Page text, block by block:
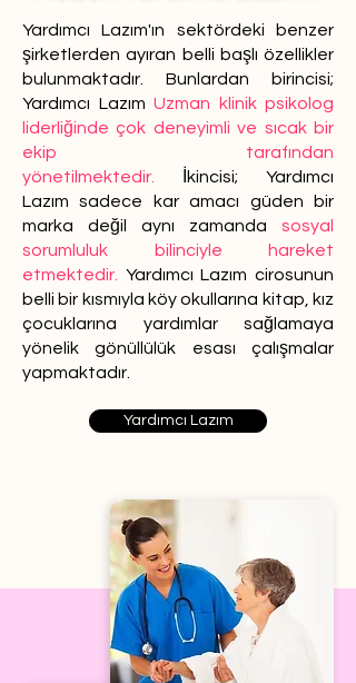
Yardımcı Lazım'ın sektördeki benzer
şirketlerden ayıran belli başlı özellikler
bulunmaktadır. Bunlardan birincisi;
Yardımcı Lazım Uzman klinik psikolog
liderliğinde çok deneyimli ve sıcak bir
ekip tarafından
yönetilmektedir.
İkincisi; Yardımcı
Lazım sadece kar amacı güden bir
marka değil aynı zamanda sosyal
sorumluluk bilinciyle hareket
etmektedir.
Yardımcı Lazım cirosunun
belli bir kısmıyla köy okullarına kitap, kız
çocuklarına yardımlar sağlamaya
yönelik gönüllülük esası çalışmalar
yapmaktadır.
Yardımcı Lazım